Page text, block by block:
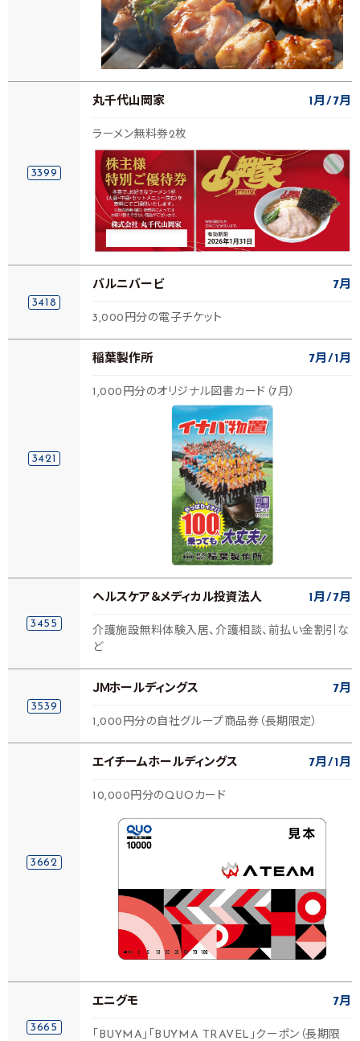
3399
丸千代山岡家 1月 7月
ラーメン無料券2枚
3418
バルニバービ 7月
3,000円分の電子チケット
3421
稲葉製作所 7月 1月
1,000円分のオリジナル図書カード（7月）
3455
ヘルスケア＆メディカル投資法人 1月 7月
介護施設無料体験入居、介護相談、前払い金割引な
ど
3539
ＪＭホールディングス 7月
1,000円分の自社グループ商品券（長期限定）
3662
エイチームホールディングス 7月 1月
10,000円分のQUOカード
3665
エニグモ 7月
「BUYMA」「BUYMA TRAVEL」クーポン（長期限